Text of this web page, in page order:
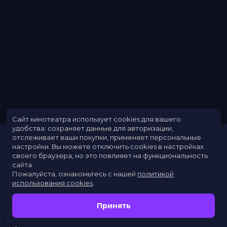
Расписание
Скоро в кино
Заведения
Сайт кинотеатра использует cookies для вашего
удобства: сохраняет данные для авторизации,
отслеживает ваши покупки, применяет персональные
настройки. Вы можете отключить cookies в настройках
своего браузера, но это повлияет на функциональность
сайта.
Пожалуйста, ознакомьтесь с нашей политикой
использования cookies
Принять